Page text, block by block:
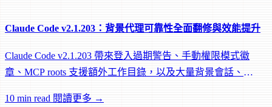
Claude Code v2.1.203：背景代理可靠性全面翻修與效能提升
Claude Code v2.1.203 帶來登入過期警告、手動權限模式徽
章、MCP roots 支援額外工作目錄，以及大量背景會話、
10 min read 閱讀更多 →